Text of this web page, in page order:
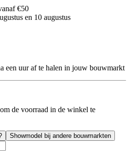
€50
en 10 augustus
een uur af te halen in jouw bouwmarkt
de voorraad in de winkel te
Showmodel bij andere bouwmarkten